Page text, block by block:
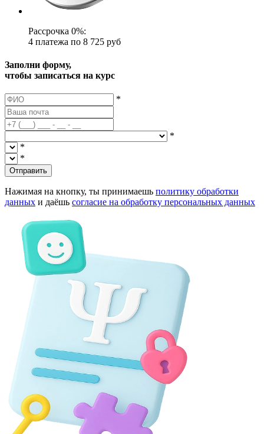
Рассрочка 0%:
4 платежа по 8 725 руб
Заполни форму,
чтобы записаться на курс
*
*
*
*
Отправить
Нажимая на кнопку, ты принимаешь политику обработки
данных и даёшь согласие на обработку персональных данных